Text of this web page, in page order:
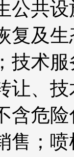
公共
复及
技术
让、
含危
售；